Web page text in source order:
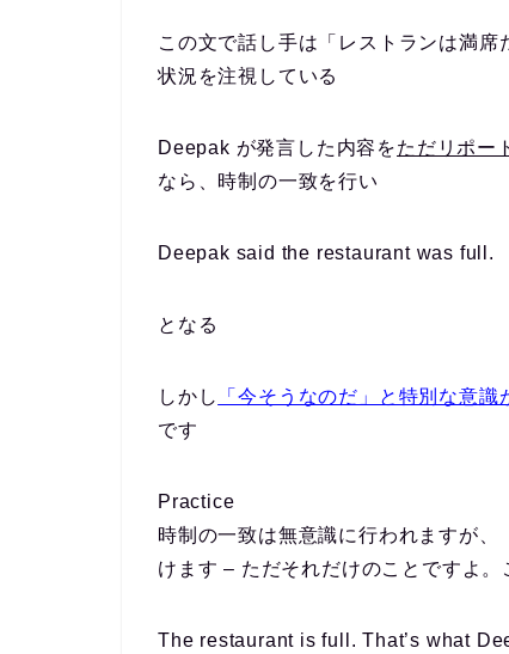
この文で話し手は「レストランは満
状況を注視している
Deepak が発言した内容をただリポー
なら、時制の一致を行い
Deepak said the restaurant was full.
となる
しかし 「今そうなのだ」と特別な意
です
Practice
時制の一致は無意識に行われますが
けます – ただそれだけのことですよ。
The restaurant is full. That’s what